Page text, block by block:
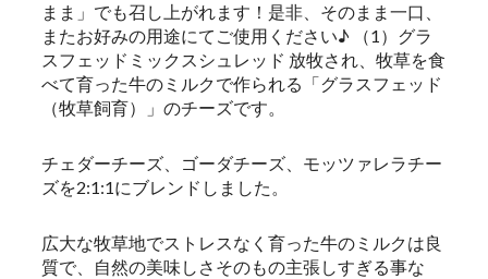
まま」でも召し上がれます！是非、そのまま一口、
またお好みの用途にてご使用ください♪ （1）グラ
スフェッドミックスシュレッド 放牧され、牧草を食
べて育った牛のミルクで作られる「グラスフェッド
（牧草飼育）」のチーズです。
チェダーチーズ、ゴーダチーズ、モッツァレラチー
ズを2:1:1にブレンドしました。
広大な牧草地でストレスなく育った牛のミルクは良
質で、自然の美味しさそのもの主張しすぎる事な